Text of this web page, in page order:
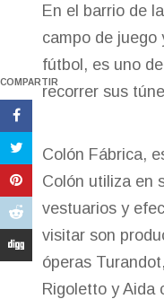
COMPARTIR
En el barrio de
campo de juego
fútbol, es uno
recorrer sus
Colón Fábrica,
Colón utiliza en
vestuarios y
visitar son
óperas
Rigoletto y Aida